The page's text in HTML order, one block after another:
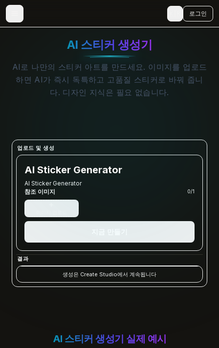
로그인
AI 스티커 생성기
AI로 나만의 스티커 아트를 만드세요. 이미지를 업로드
하면 AI가 즉시 독특하고 고품질 스티커로 바꿔 줍니
다. 디자인 지식은 필요 없습니다.
업로드 및 생성
AI Sticker Generator
AI Sticker Generator
참조 이미지
0/1
결과
생성은 Create Studio에서 계속됩니다
AI 스티커 생성기 실제 예시